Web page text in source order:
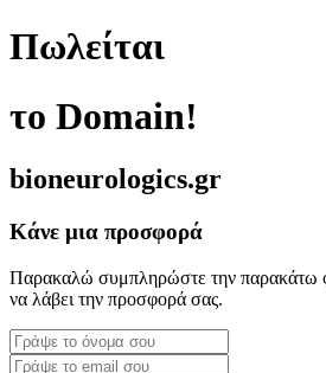
Πωλείται
το Domain!
bioneurologics.gr
Κάνε μια προσφορά
Παρακαλώ συμπληρώστε την παρακάτω
να λάβει την προσφορά σας.